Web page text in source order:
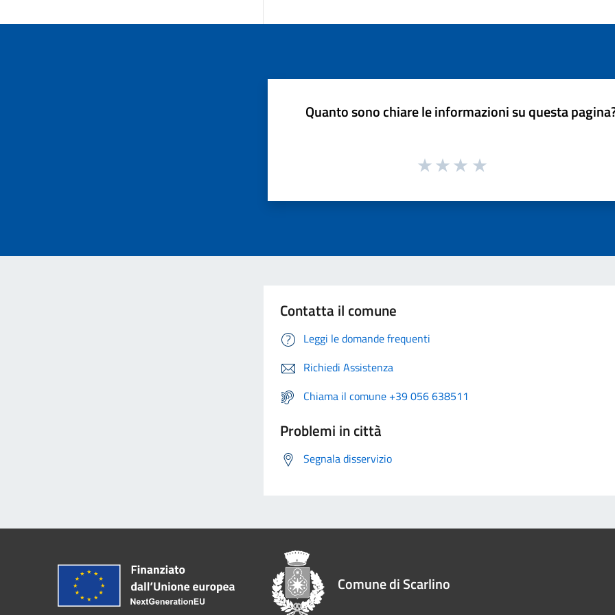
Quanto sono chiare le informazioni su questa
Contatta il comune
Leggi le domande frequenti
Richiedi Assistenza
Chiama il comune +39 056 638511
Problemi in città
Segnala disservizio
Comune di Scarlino